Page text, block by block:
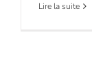
Lire la suite